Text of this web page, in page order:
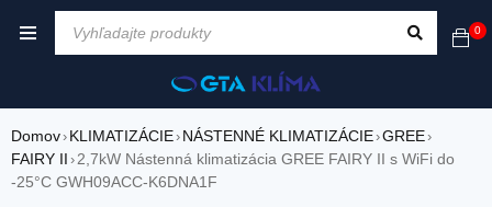
0
Domov› KLIMATIZÁCIE› NÁSTENNÉ KLIMATIZÁCIE›GREE›
FAIRY II › 2,7kW Nástenná klimatizácia GREE FAIRY II s WiFi do
-25°C GWH09ACC-K6DNA1F